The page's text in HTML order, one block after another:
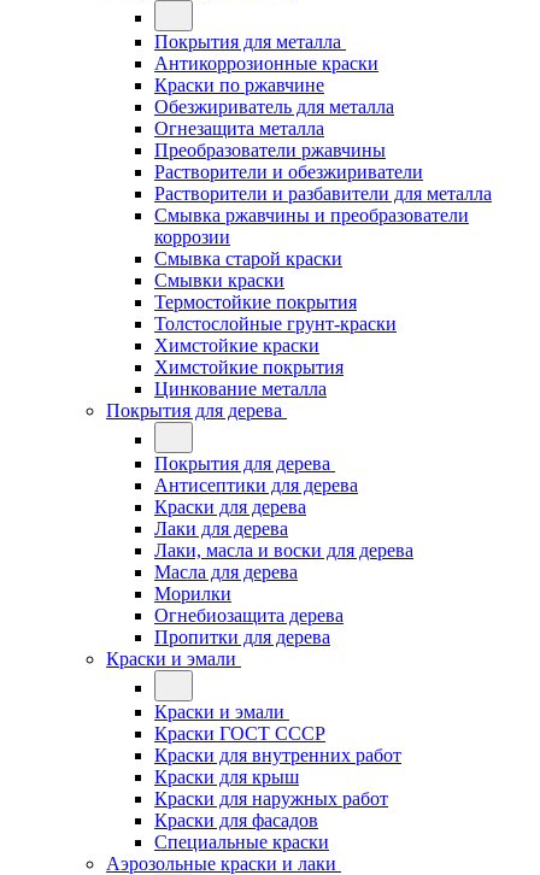
Покрытия для металла
Антикоррозионные краски
Краски по ржавчине
Обезжириватель для металла
Огнезащита металла
Преобразователи ржавчины
Растворители и обезжириватели
Растворители и разбавители для металла
Смывка ржавчины и преобразователи
коррозии
Смывка старой краски
Смывки краски
Термостойкие покрытия
Толстослойные грунт-краски
Химстойкие краски
Химстойкие покрытия
Цинкование металла
Покрытия для дерева
Покрытия для дерева
Антисептики для дерева
Краски для дерева
Лаки для дерева
Лаки, масла и воски для дерева
Масла для дерева
Морилки
Огнебиозащита дерева
Пропитки для дерева
Краски и эмали
Краски и эмали
Краски ГОСТ СССР
Краски для внутренних работ
Краски для крыш
Краски для наружных работ
Краски для фасадов
Специальные краски
Аэрозольные краски и лаки